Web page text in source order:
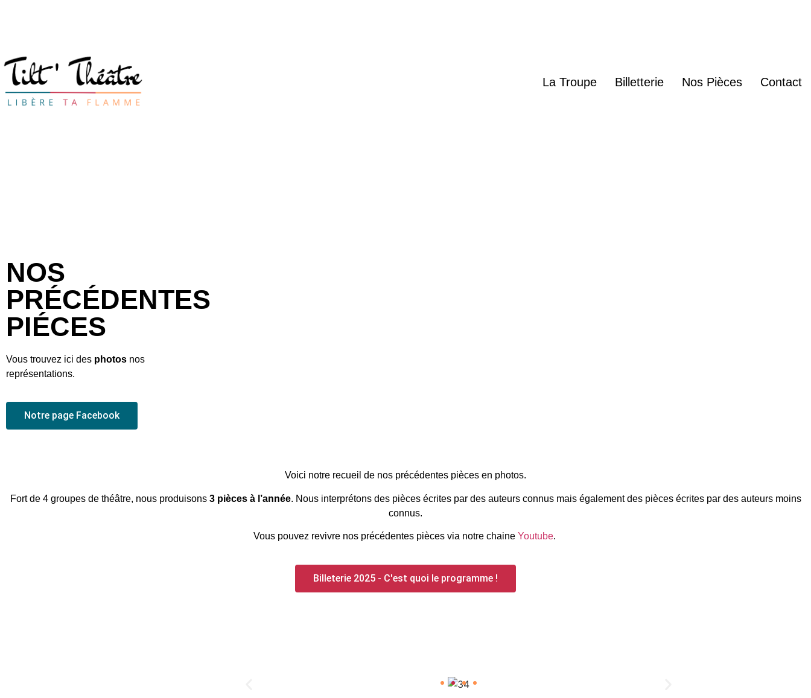
La Troupe Billetterie Nos Pièces Contact
NOS
PRÉCÉDENTES
PIÉCES
Vous trouvez ici des photos nos
représentations.
Notre page Facebook
Voici notre recueil de nos précédentes pièces en photos.
Fort de 4 groupes de théâtre, nous produisons3 pièces à l’année. Nous interprétons des pièces écrites par des auteurs connus mais également des pièces écrites par des auteurs moins
connus.
Vous pouvez revivre nos précédentes pièces via notre chaine Youtube.
Billeterie 2025 - C'est quoi le programme !